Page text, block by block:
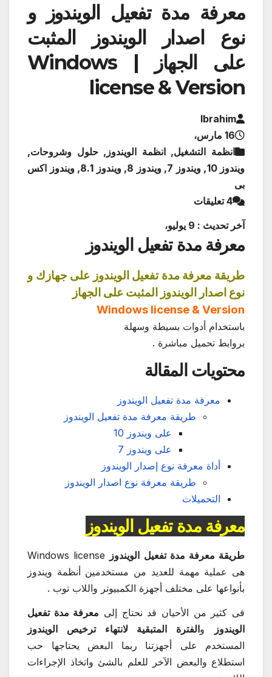
معرفة مدة تفعيل الويندوز و
نوع اصدار الويندوز المثبت
على الجهاز | Windows
license & Version
Ibrahim
16 مارس،
انظمة التشغيل, انظمة الويندوز, حلول وشروحات,
ويندوز 10, ويندوز 7, ويندوز 8, ويندوز 8.1, ويندوز اكس
بى
4 تعليقات
آخر تحديث : 9 يوليو،
معرفة مدة تفعيل الويندوز
طريقة معرفة مدة تفعيل الويندوز على جهازك و
نوع اصدار الويندوز المثبت على الجهاز
Windows license & Version
باستخدام أدوات بسيطة وسهلة
بروابط تحميل مباشرة .
محتويات المقالة
معرفة مدة تفعيل الويندوز
طريقة معرفة مدة تفعيل الويندوز
على ويندوز 10
على ويندوز 7
أداة معرفة نوع إصدار الويندوز
طريقة معرفة نوع اصدار الويندوز
التحميلات
معرفة مدة تفعيل الويندوز
طريقة معرفة مدة تفعيل الويندوز Windows license
هى عملية مهمة للعديد من مستخدمين أنظمة ويندوز
بأنواعها على مختلف أجهزة الكمبيوتر واللاب توب .
فى كثير من الأحيان قد نحتاج إلى معرفة مدة تفعيل
الويندوز
والفترة المتبقية لانتهاء ترخيص الويندوز
المستخدم على أجهزتنا ربما البعض يحتاجها حب
استطلاع والبعض الآخر للعلم بالشئ واتخاذ الإجراءات